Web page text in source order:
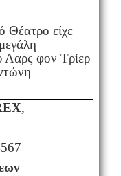
Θέατρο είχε
Λαρς φον Τρίερ
,